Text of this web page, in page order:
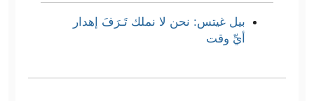
بيل غيتس: نحن لا نملك تَـرَفَ إهدار
أيِّ وقت